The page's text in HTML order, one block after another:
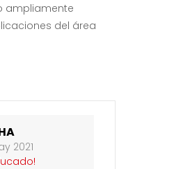
ampliamente
del área
2021